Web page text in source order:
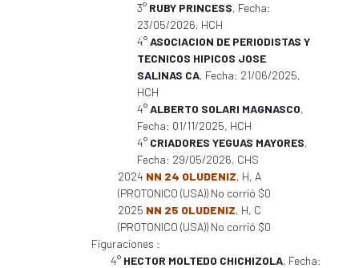
3° RUBY PRINCESS, Fecha:
23/05/2026, HCH
4°ASOCIACION DE PERIODISTAS Y
TECNICOS HIPICOS JOSE
SALINAS CA, Fecha: 21/06/2025,
HCH
4°ALBERTO SOLARI MAGNASCO,
Fecha: 01/11/2025, HCH
4° CRIADORES YEGUAS MAYORES,
Fecha: 29/05/2026, CHS
2024 NN 24 OLUDENIZ, H, A
(PROTONICO (USA)) No corrió $0
2025 NN 25 OLUDENIZ, H, C
(PROTONICO (USA)) No corrió $0
Figuraciones :
4° HECTOR MOLTEDO CHICHIZOLA, Fecha: